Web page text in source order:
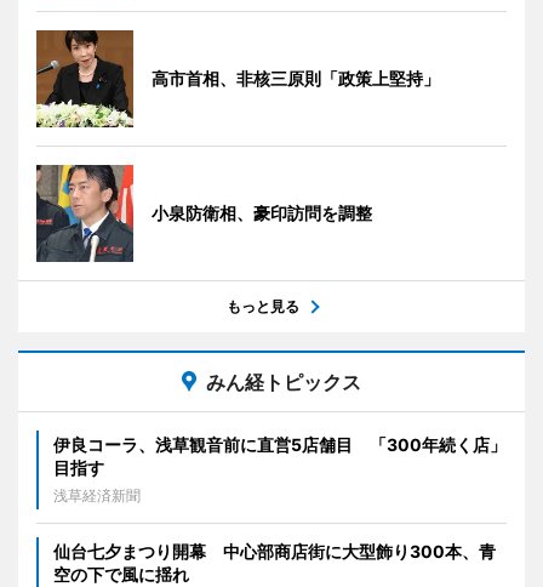
高市首相、非核三原則「政策上堅持」
小泉防衛相、豪印訪問を調整
もっと見る
みん経トピックス
伊良コーラ、浅草観音前に直営5店舗目 「300年続く店」
目指す
浅草経済新聞
仙台七夕まつり開幕 中心部商店街に大型飾り300本、青
空の下で風に揺れ